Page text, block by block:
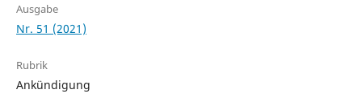
Ausgabe
Nr. 51 (2021)
Rubrik
Ankündigung